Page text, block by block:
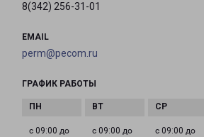
8(342) 256-31-01
EMAIL
perm@pecom.ru
ГРАФИК РАБОТЫ
с 09:00 до
с 09:00 до
с 09:00 до